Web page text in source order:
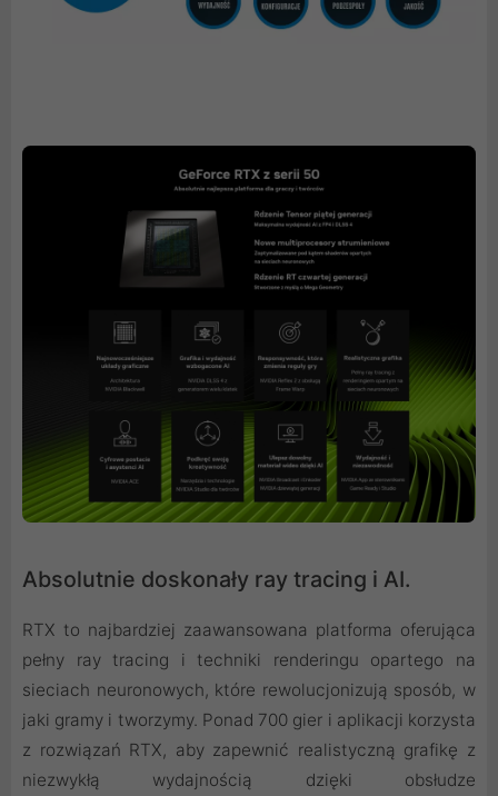
Absolutnie doskonały ray tracing i AI.
RTX to najbardziej zaawansowana platforma oferująca
pełny ray tracing i techniki renderingu opartego na
sieciach neuronowych, które rewolucjonizują sposób, w
jaki gramy i tworzymy. Ponad 700 gier i aplikacji korzysta
z rozwiązań RTX, aby zapewnić realistyczną grafikę z
niezwykłą wydajnością dzięki obsłudze